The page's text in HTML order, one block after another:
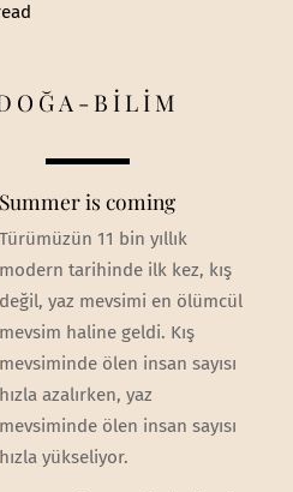
BİLİM
Summer is coming
Türümüzün 11 bin yıllık
modern tarihinde ilk kez, kış
değil, yaz mevsimi en ölümcül
mevsim haline geldi. Kış
mevsiminde ölen insan sayısı
hızla azalırken, yaz
mevsiminde ölen insan sayısı
hızla yükseliyor.